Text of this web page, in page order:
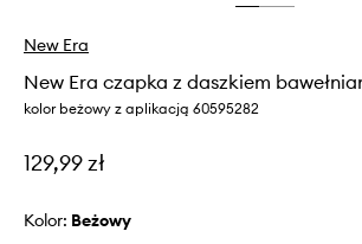
New Era
New Era czapka z daszkiem
kolor beżowy z aplikacją 60595282
129,99 zł
Kolor: beżowy